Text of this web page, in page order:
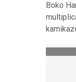
Boko